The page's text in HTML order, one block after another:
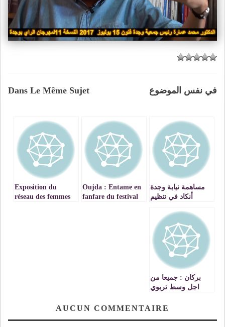
Dans Le Même Sujet في نفس الموضوع
مساهمة نيابة وجدة
أنكاد في تنظيم
الثانية للإملاء باللغة
العربية‎
Oujda : Entame en
fanfare du festival
Exposition du
réseau des femmes
بركان : جميعا من
اجل وسط تربوي
AUCUN COMMENTAIRE